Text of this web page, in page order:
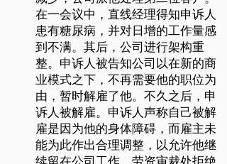
在一会议中，直线经理得知申诉人
患有糖尿病，并对日增的工作量感
到不满。其后，公司进行架构重
整。申诉人被告知公司以在新的商
业模式之下，不再需要他的职位为
由，暂时解雇了他。不久之后，申
诉人被解雇。申诉人声称自己被解
雇是因为他的身体障碍，而雇主未
能为此作出合理调整，以允许他继
续留在公司工作。劳资审裁处拒绝